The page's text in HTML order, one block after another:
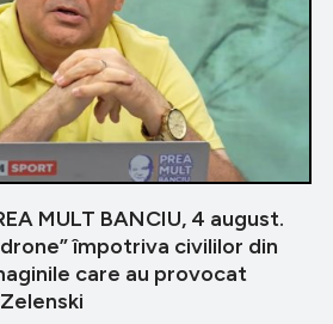
MULT BANCIU, 4 august.
împotriva civililor din
care au provocat